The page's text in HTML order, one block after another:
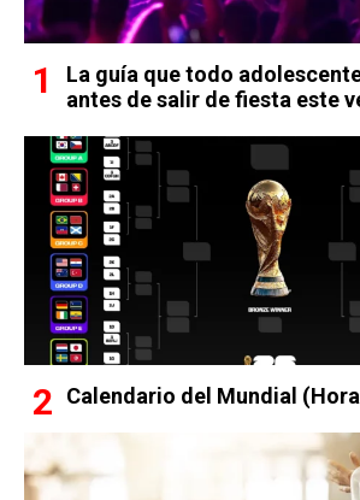
La guía que todo
antes de salir de fiesta este
Calendario del Mundial